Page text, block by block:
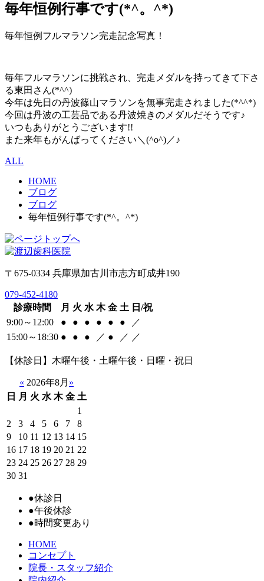
毎年恒例行事です(*^。^*)
毎年恒例フルマラソン完走記念写真！
毎年フルマラソンに挑戦され、完走メダルを持ってきて下さ
る東田さん(*^^)
今年は先日の丹波篠山マラソンを無事完走されました(*^^*)
今回は丹波の工芸品である丹波焼きのメダルだそうです♪
いつもありがとうございます!!
また来年もがんばってください＼(^o^)／♪
ALL
HOME
ブログ
ブログ
毎年恒例行事です(*^。^*)
〒675-0334 兵庫県加古川市志方町成井190
079-452-4180
診療時間
月 火 水 木 金 土 日/祝
9:00～12:00
● ● ● ● ● ●
／
15:00～18:30 ● ● ● ／ ● ／ ／
【休診日】木曜午後・土曜午後・日曜・祝日
« 2026年8月 »
日
月 火 水 木 金 土
1
2
3 4 5 6 7
8
9
10 11 12 13 14 15
16 17 18 19 20 21 22
23 24 25 26 27 28 29
30 31
●休診日
●午後休診
●時間変更あり
HOME
コンセプト
院長・スタッフ紹介